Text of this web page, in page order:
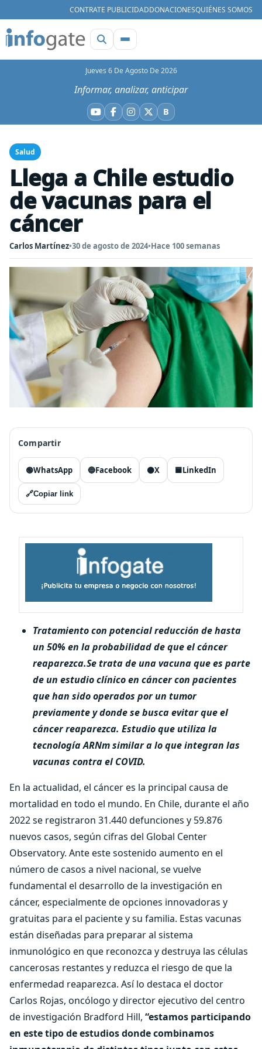
CONTRATE PUBLICIDADDONACIONESQUIÉNES SOMOS
Jueves 6 De Agosto De 2026
Informar, analizar, anticipar
YouTube
Facebook
Instagram
X BBluesky
Salud
Llega a Chile estudio
de vacunas para el
cáncer
Carlos Martínez•30 de agosto de 2024•Hace 100 semanas
Compartir
🟢WhatsApp 🔵Facebook ⚫X 🟦LinkedIn
🔗Copiar link
Tratamiento con potencial reducción de hasta
un 50% en la probabilidad de que el cáncer
reaparezca.Se trata de una vacuna que es parte
de un estudio clínico en cáncer con pacientes
que han sido operados por un tumor
previamente y donde se busca evitar que el
cáncer reaparezca. Estudio que utiliza la
tecnología ARNm similar a lo que integran las
vacunas contra el COVID.
En la actualidad, el cáncer es la principal causa de
mortalidad en todo el mundo. En Chile, durante el año
2022 se registraron 31.440 defunciones y 59.876
nuevos casos, según cifras del Global Center
Observatory. Ante este sostenido aumento en el
número de casos a nivel nacional, se vuelve
fundamental el desarrollo de la investigación en
cáncer, especialmente de opciones innovadoras y
gratuitas para el paciente y su familia. Estas vacunas
están diseñadas para preparar al sistema
inmunológico en que reconozca y destruya las células
cancerosas restantes y reduzca el riesgo de que la
enfermedad reaparezca. Así lo destaca el doctor
Carlos Rojas, oncólogo y director ejecutivo del centro
de investigación Bradford Hill, “estamos participando
en este tipo de estudios donde combinamos